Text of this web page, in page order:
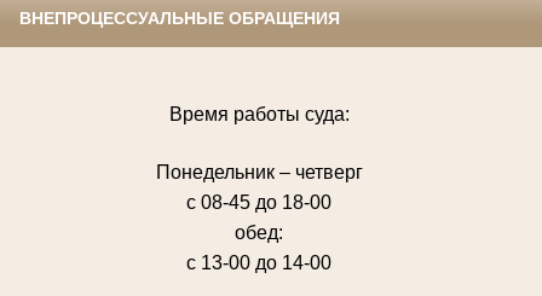
ВНЕПРОЦЕССУАЛЬНЫЕ ОБРАЩЕНИЯ
Время работы суда:
Понедельник – четверг
с 08-45 до 18-00
обед:
с 13-00 до 14-00